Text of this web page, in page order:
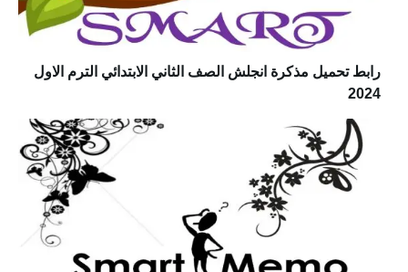
رابط تحميل مذكرة انجلش الصف الثاني الابتدائي الترم الاول
2024